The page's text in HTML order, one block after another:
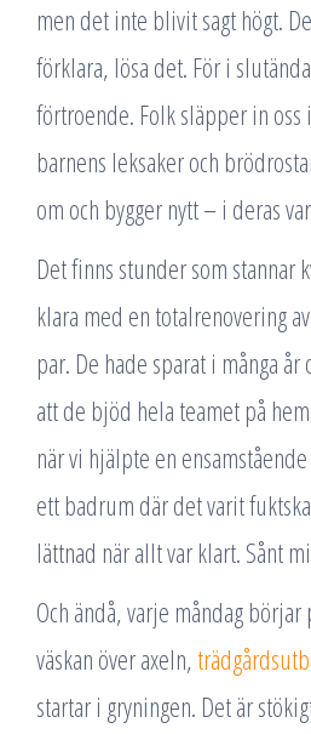
men det inte blivit sagt högt.
förklara, lösa det. För i
förtroende. Folk släpper in oss
barnens leksaker och
om och bygger nytt – i deras
Det finns stunder som stannar
klara med en totalrenovering
par. De hade sparat i många år
att de bjöd hela teamet på
när vi hjälpte en
ett badrum där det varit
lättnad när allt var klart. Sånt
Och ändå, varje måndag börjar
väskan över axeln,
startar i gryningen. Det är